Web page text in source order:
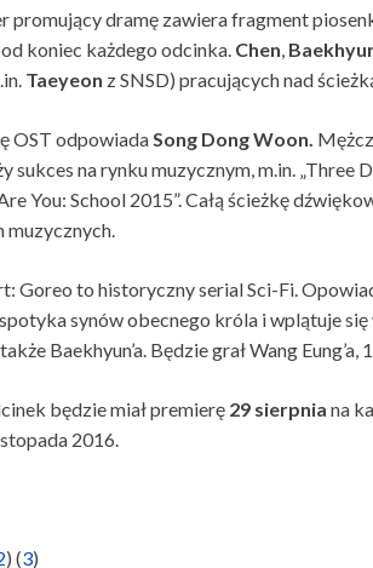
promujący dramę zawiera fragment
koniec każdego odcinka. Chen,
Taeyeon z SNSD) pracujących nad
OST odpowiadaSong Dong Woon.
sukces na rynku muzycznym, m.in. „Three
You: School 2015”. Całą ścieżkę
muzycznych.
Goreo to historyczny serial Sci-Fi.
synów obecnego króla i wplątuje
Baekhyun’a. Będzie grał Wang
będzie miał premierę 29 sierpnia na
2016.
) (3)